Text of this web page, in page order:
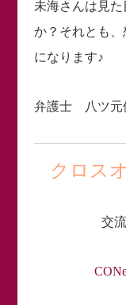
未海さんは見
か？それとも
になります♪
弁護士 八ツ元
クロス
交